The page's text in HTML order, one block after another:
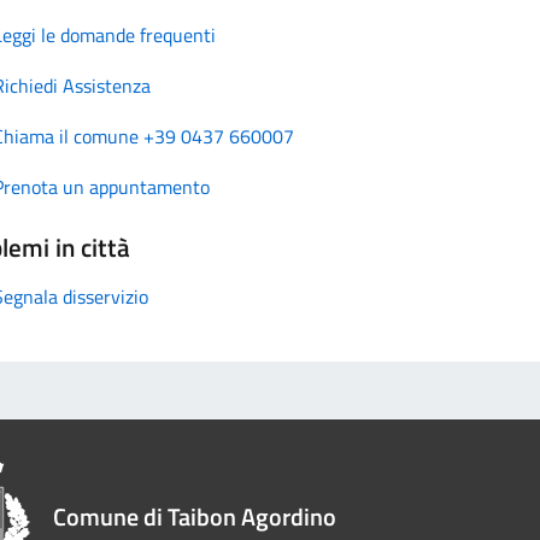
le domande frequenti
Assistenza
il comune +39 0437 660007
un appuntamento
in città
disservizio
Comune di Taibon Agordino